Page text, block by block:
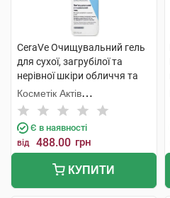
CeraVe Очищувальний гель
для сухої, загрубілої та
нерівної шкіри обличчя та
тіла 236 мл 1 флакон
Косметік Актів
Інтернаціональ
Є в наявності
від 488.00 грн
КУПИТИ